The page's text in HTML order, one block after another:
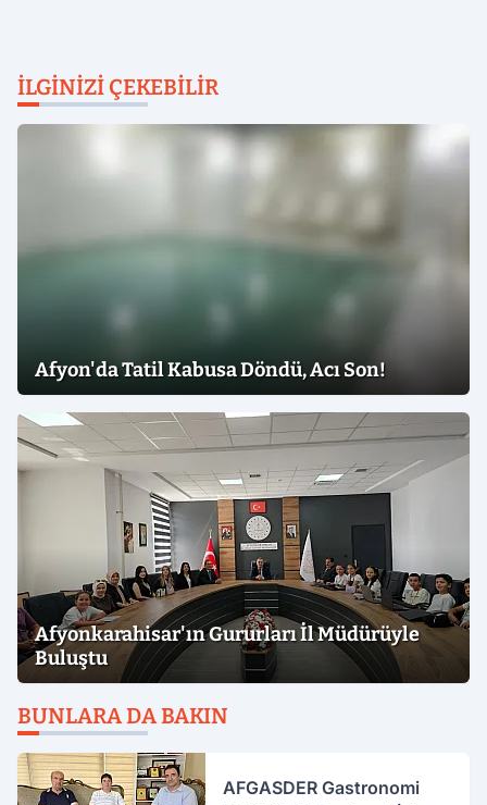
İLGINIZI ÇEKEBILIR
Afyon'da Tatil Kabusa Döndü, Acı Son!
Afyonkarahisar'ın Gururları İl Müdürüyle
Buluştu
BUNLARA DA BAKIN
AFGASDER Gastronomi